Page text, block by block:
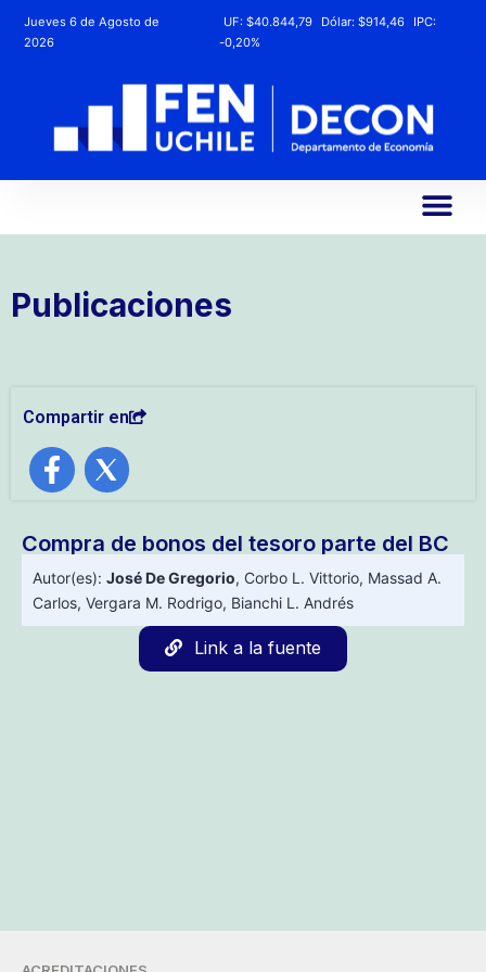
Jueves 6 de Agosto de
2026
UF: $40.844,79 Dólar: $914,46
IPC:
-0,20%
Publicaciones
Compartir en
Compra de bonos del tesoro parte del BC
Autor(es): José De Gregorio, Corbo L. Vittorio, Massad A.
Carlos, Vergara M. Rodrigo, Bianchi L. Andrés
Link a la fuente